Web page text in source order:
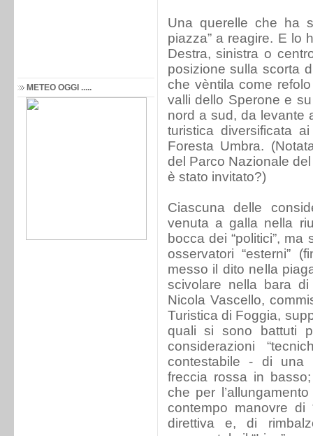
METEO OGGI .....
Una querelle che ha
piazza” a reagire. E lo
Destra, sinistra o
posizione sulla scorta
che vèntila come
valli dello Sperone e
nord a sud, da levante
turistica diversificata
Foresta Umbra.
del Parco Nazionale
è stato invitato?)
Ciascuna delle
venuta a galla nella
bocca dei “politici”,
osservatori “esterni”
messo il dito nella
scivolare nella bara
Nicola Vascello,
Turistica di Foggia,
quali si sono battuti
considerazioni
contestabile - di una
freccia rossa in
che per
contempo manovre di
direttiva e, di